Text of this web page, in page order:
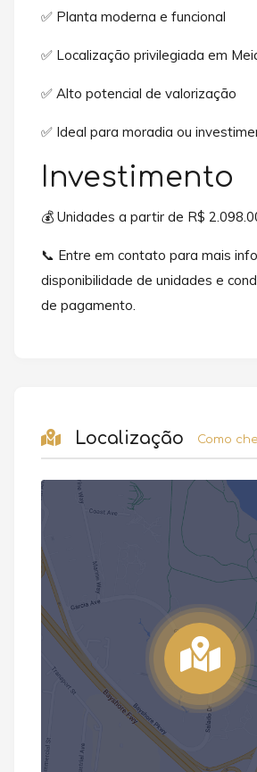
✅ Planta moderna e funcional
✅ Localização privilegiada em
✅ Alto potencial de valorização
✅ Ideal para moradia ou
Investimento
💰 Unidades a partir de R$
📞 Entre em contato para mais
disponibilidade de unidades e
de pagamento.
Localização Como